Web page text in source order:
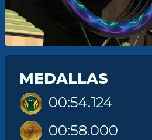
MEDALLAS
00:54.124
00:58.000